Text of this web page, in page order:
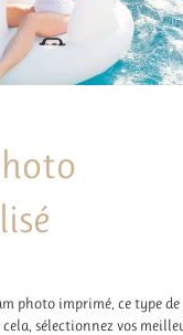
photo imprimé, ce type
cela, sélectionnez vos